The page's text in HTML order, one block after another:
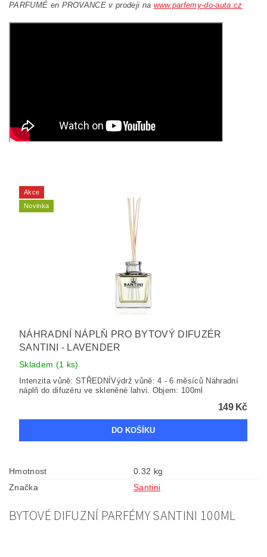
PARFUMÉ en PROVANCE v prodeji na www.parfemy-do-auta.cz
Akce
Novinka
NÁHRADNÍ NÁPLŇ PRO BYTOVÝ DIFUZÉR
SANTINI - LAVENDER
Skladem (1 ks)
Intenzita vůně: STŘEDNÍVýdrž vůně: 4 - 6 měsíců Náhradní
náplň do difuzéru ve skleněné lahvi. Objem: 100ml
149 Kč
Hmotnost
0.32 kg
Značka
Santini
BYTOVÉ DIFUZNÍ PARFÉMY SANTINI 100ML